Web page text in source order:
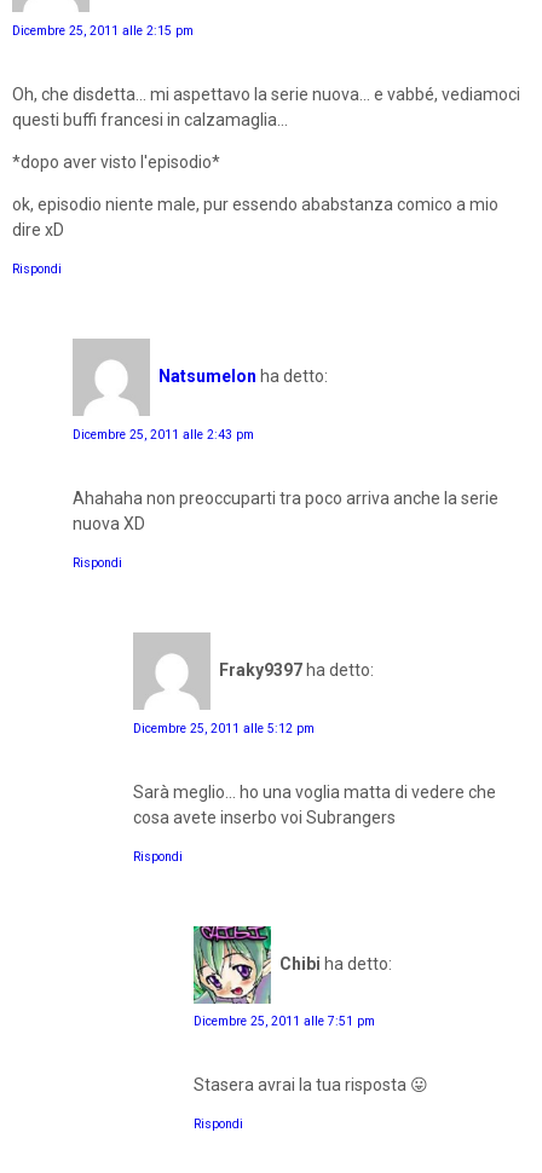
Dicembre 25, 2011 alle 2:15 pm
Oh, che disdetta... mi aspettavo la serie nuova... e vabbé, vediamoci
questi buffi francesi in calzamaglia...
*dopo aver visto l'episodio*
ok, episodio niente male, pur essendo ababstanza comico a mio
dire xD
Rispondi
Natsumelon ha detto:
Dicembre 25, 2011 alle 2:43 pm
Ahahaha non preoccuparti tra poco arriva anche la serie
nuova XD
Rispondi
Fraky9397 ha detto:
Dicembre 25, 2011 alle 5:12 pm
Sarà meglio... ho una voglia matta di vedere che
cosa avete inserbo voi Subrangers
Rispondi
Chibi ha detto:
Dicembre 25, 2011 alle 7:51 pm
Stasera avrai la tua risposta 😛
Rispondi